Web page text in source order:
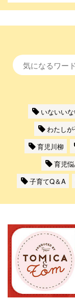
いないい
わたし
育児川柳
育児
子育てQ＆A